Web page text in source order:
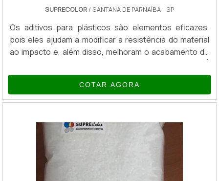
SUPRECOLOR / SANTANA DE PARNAÍBA - SP
Os aditivos para plásticos são elementos eficazes,
pois eles ajudam a modificar a resistência do material
ao impacto e, além disso, melhoram o acabamento do
visível que os aditivos em plásticos possuem inúmeros
pontos positivos relacionados ao seu uso, os aditivos
ainda são ótimos materiais para reduzir o custo do
PLÁSTICOSExistem quatro tipos dif...
COTAR AGORA